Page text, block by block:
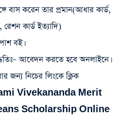
বাস করেন তার প্রমান(আধার কার্ড,
রেশন কার্ড ইত্যাদি)
বই।
– আবেদন করতে হবে অনলাইনে।
জন্য নিচের লিংকে ক্লিক
Vivekananda Merit
Scholarship Online